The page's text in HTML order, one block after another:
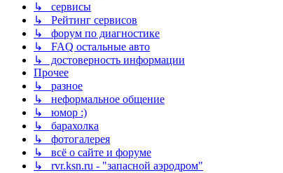
↳ сервисы
↳ Рейтинг сервисов
↳ форум по диагностике
↳ FAQ остальные авто
↳ достоверность информации
Прочее
↳ разное
↳ неформальное общение
↳ юмор :)
↳ барахолка
↳ фотогалерея
↳ всё о сайте и форуме
↳ rvr.ksn.ru - "запасной аэродром"